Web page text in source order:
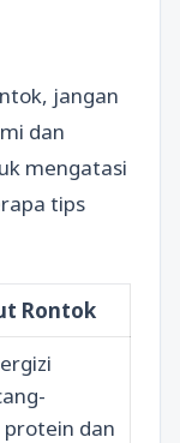
jangan
dan
mengatasi
tips
Rontok
protein dan